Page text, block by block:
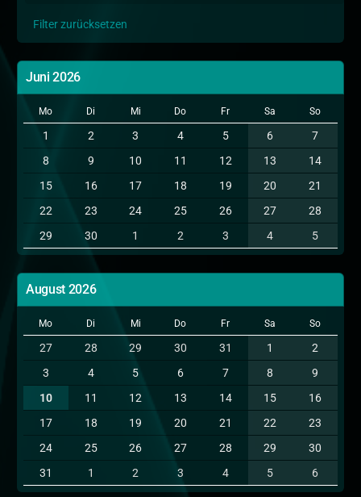
Filter zurücksetzen
Juni 2026
Mo Di Mi Do Fr Sa So
1 2 3 4 5 6
7
8
9 10 11 12 13
14
15
16 17 18 19 20
21
22
23 24 25 26 27
28
29
30 1 2 3 4 5
August 2026
Mo Di Mi Do Fr Sa So
27 28 29 30 31 1
2
3
4 5 6 7 8
9
10
11 12 13 14 15
16
17
18 19 20 21 22
23
24
25 26 27 28 29
30
31
1 2 3 4 5 6